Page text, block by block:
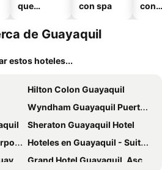
que
mascotas
con spa
con
de Guayaquil
estos hoteles...
Hilton Colon Guayaquil
Wyndham Guayaquil Puerto Santa Ana
Sheraton Guayaquil Hotel
Ihg
Hoteles en Guayaquil - Suites Guayaquil Cerca del Aeropuerto
Grand Hotel Guayaquil, Ascend Hotel Collection